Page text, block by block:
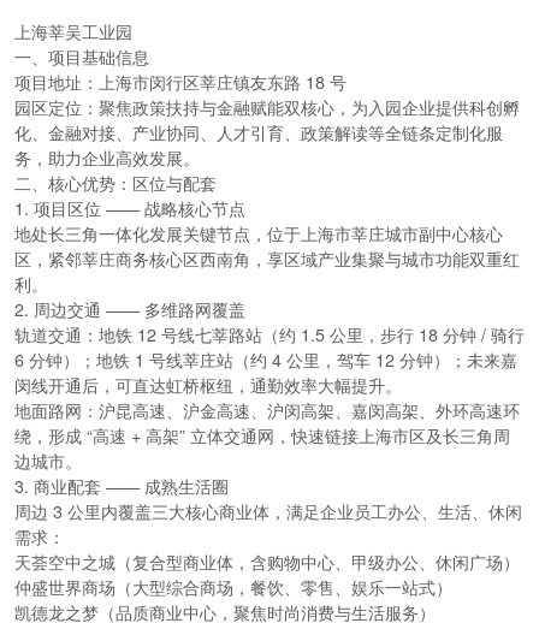
上海莘吴工业园
一、项目基础信息
项目地址 ：上海市闵行区莘庄镇友东路 18 号
园区定位 ：聚焦政策扶持与金融赋能双核心，为入园企业提供科创孵
化、金融对接、产业协同、人才引育、政策解读等全链条定制化服
务，助力企业高效发展。
二、核心优势：区位与配套
1. 项目区位 —— 战略核心节点
地处长三角一体化发展关键节点 ，位于上海市莘庄城市副中心核心
区，紧邻莘庄商务核心区西南角，享区域产业集聚与城市功能双重红
利。
2. 周边交通 —— 多维路网覆盖
轨道交通：地铁 12 号线七莘路站（约 1.5 公里，步行 18 分钟 / 骑行
6 分钟）；地铁 1 号线莘庄站（约 4 公里，驾车 12 分钟）； 未来嘉
闵线开通后，可直达虹桥枢纽 ，通勤效率大幅提升。
地面路网：沪昆高速、沪金高速、沪闵高架、嘉闵高架、外环高速环
绕，形成 “高速 + 高架” 立体交通网，快速链接上海市区及长三角周
边城市。
3. 商业配套 —— 成熟生活圈
周边 3 公里内覆盖三大核心商业体，满足企业员工办公、生活、休闲
需求：
天荟空中之城（复合型商业体，含购物中心、甲级办公、休闲广场）
仲盛世界商场（大型综合商场，餐饮、零售、娱乐一站式）
凯德龙之梦（品质商业中心，聚焦时尚消费与生活服务）